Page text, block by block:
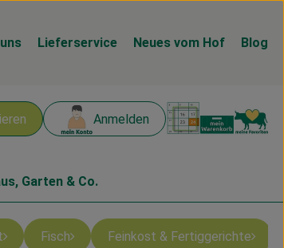
Lieferservice Neues vom Hof Blog
Anmelden
Garten & Co.
Fisch Feinkost & Fertiggerichte